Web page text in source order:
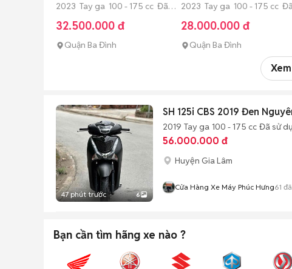
cấp
2023 Tay ga 100 - 175 cc Đã
sử dụng
32.500.000 đ
Quận Ba Đình
2023 Tay ga 100 - 175 cc
sử dụng
28.000.000 đ
Quận Ba Đình
47 phút trước 6
SH 125i CBS 2019 Đen
2019 Tay ga 100 - 175 cc Đã sử
56.000.000 đ
Huyện Gia Lâm
Cửa Hàng Xe Máy Phúc Hưng61
Bạn cần tìm hãng xe nào ?